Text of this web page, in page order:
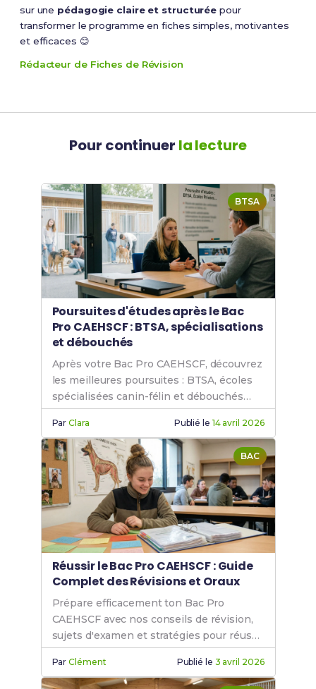
sur une pédagogie claire et structurée pour
transformer le programme en fiches simples, motivantes
et efficaces 😊
Rédacteur de Fiches de Révision
Pour continuer la lecture
BTSA
Poursuites d'études après le Bac
Pro CAEHSCF : BTSA, spécialisations
et débouchés
Après votre Bac Pro CAEHSCF, découvrez
les meilleures poursuites : BTSA, écoles
spécialisées canin-félin et débouchés
professionnels.
ParClara Publié le 14 avril 2026
BAC
Réussir le Bac Pro CAEHSCF : Guide
Complet des Révisions et Oraux
Prépare efficacement ton Bac Pro
CAEHSCF avec nos conseils de révision,
sujets d'examen et stratégies pour réussir
tes oraux et dossiers.
ParClément Publié le 3 avril 2026